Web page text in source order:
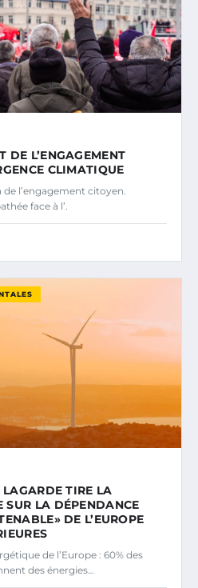
DE L’ENGAGEMENT
CLIMATIQUE
l’engagement citoyen.
face à l’.
LAGARDE TIRE LA
SUR LA DÉPENDANCE
DE L’EUROPE
de l’Europe : 60% des
des énergies…